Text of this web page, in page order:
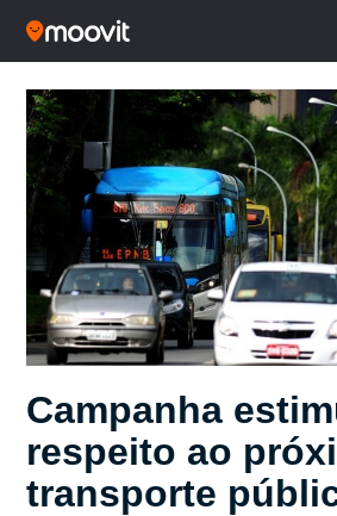
Campanha
respeito ao
transporte